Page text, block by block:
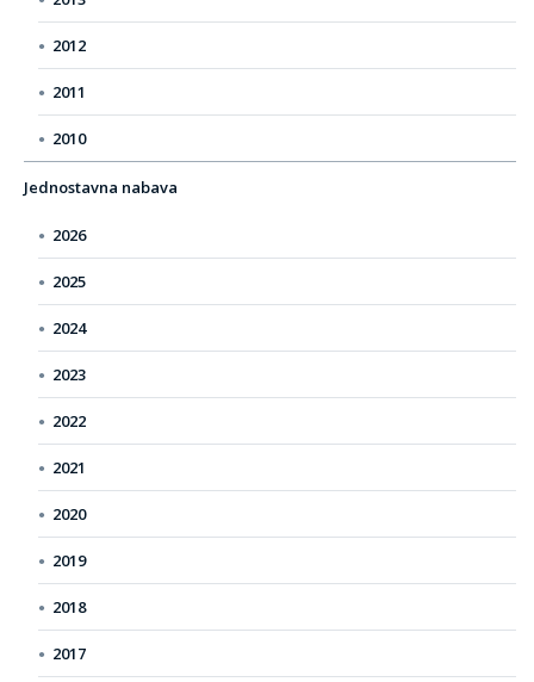
2012
2011
2010
Jednostavna nabava
2026
2025
2024
2023
2022
2021
2020
2019
2018
2017